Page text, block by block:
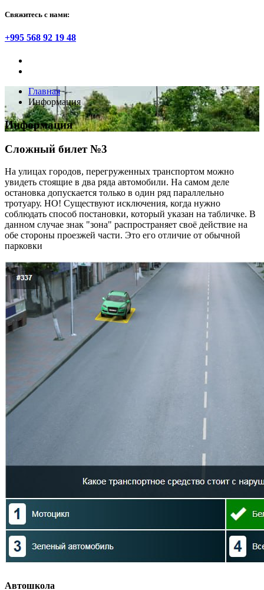
Свяжитесь с нами:
+995 568 92 19 48
Главная
Информация
Информация
Сложный билет №3
На улицах городов, перегруженных транспортом можно
увидеть стоящие в два ряда автомобили. На самом деле
остановка допускается только в один ряд параллельно
тротуару. НО! Существуют исключения, когда нужно
соблюдать способ постановки, который указан на табличке. В
данном случае знак "зона" распространяет своё действие на
обе стороны проезжей части. Это его отличие от обычной
парковки
Автошкола